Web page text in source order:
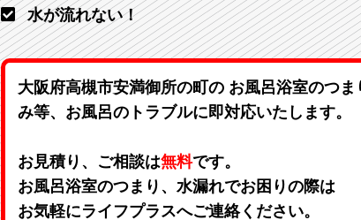
水が流れない！
大阪府高槻市安満御所の町の お風呂浴室のつ
み等、お風呂のトラブルに即対応いたします。
お見積り、ご相談は無料です。
お風呂浴室のつまり、水漏れでお困りの際は
お気軽にライフプラスへご連絡ください。